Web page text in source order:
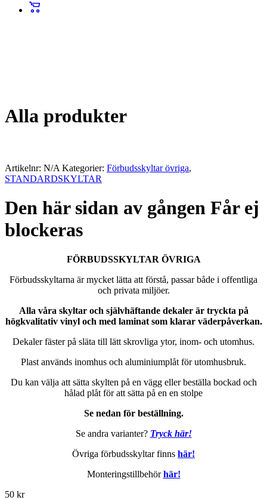
Alla produkter
Artikelnr: N/A Kategorier: Förbudsskyltar övriga,
STANDARDSKYLTAR
Den här sidan av gången Får ej
blockeras
FÖRBUDSSKYLTAR ÖVRIGA
Förbudsskyltarna är mycket lätta att förstå, passar både i offentliga
och privata miljöer.
Alla våra skyltar och självhäftande dekaler är tryckta på
högkvalitativ vinyl och med laminat som klarar väderpåverkan.
Dekaler fäster på släta till lätt skrovliga ytor, inom- och utomhus.
Plast används inomhus och aluminiumplåt för utomhusbruk.
Du kan välja att sätta skylten på en vägg eller beställa bockad och
hålad plåt för att sätta på en en stolpe
Se nedan för beställning.
Se andra varianter? Tryck här!
Övriga förbudsskyltar finns här!
Monteringstillbehörhär!
50 kr